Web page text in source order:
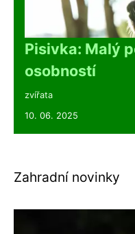
Pisivka: Malý
osobností
zvířata
10. 06. 2025
Zahradní novinky